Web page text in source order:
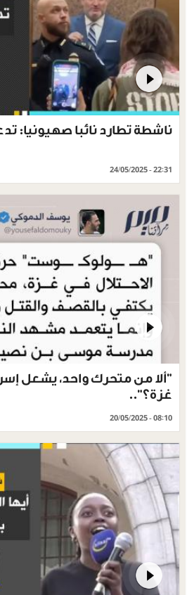
ناشطة تطارد نائبا صهيونيا:
24/05/2025 - 22:31
‏"ألا من متحرك واحد، يشعل
غزة؟"..
20/05/2025 - 08:10